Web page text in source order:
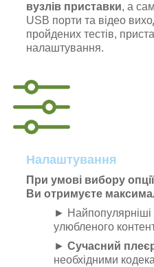
вузлів приставки, а
USB порти та відео
пройдених тестів,
налаштування.
Налаштування
При умові вибору
Ви отримуєте
► Найпопулярніші
улюбленого
► Сучасний
необхідними